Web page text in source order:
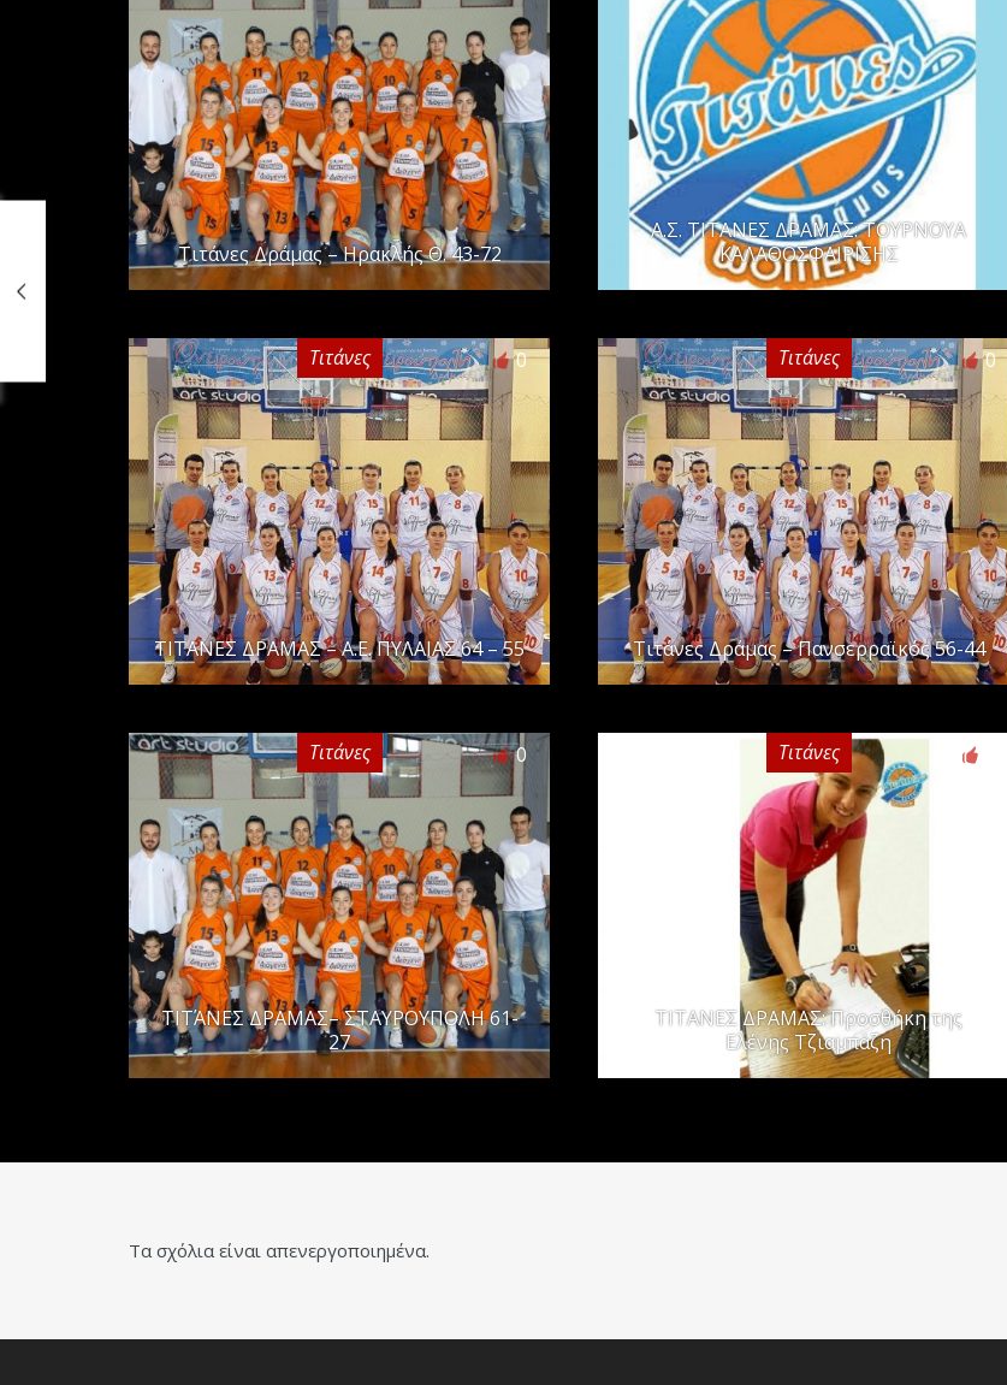
Τιτάνες Δράμας – Ηρακλής Θ. 43-72
Α.Σ. ΤΙΤΑΝΕΣ ΔΡΑΜΑΣ: ΤΟΥΡΝΟΥΑ
ΚΑΛΑΘΟΣΦΑΙΡΙΣΗΣ
Τιτάνες 0
ΤΙΤΑΝΕΣ ΔΡΑΜΑΣ – Α.Ε. ΠΥΛΑΙΑΣ 64 – 55
Τιτάνες 0
Τιτάνες Δράμας – Πανσερραϊκός 56-44
Τιτάνες 0
ΤΙΤΆΝΕΣ ΔΡΑΜΑΣ– ΣΤΑΥΡΟΥΠΟΛΗ 61-
27
Τιτάνες
ΤΙΤΑΝΕΣ ΔΡΑΜΑΣ: Προσθήκη της
Ελένης Τζιαμπάζη
Τα σχόλια είναι απενεργοποιημένα.